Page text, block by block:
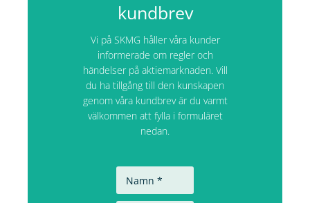
kundbrev
Vi på SKMG håller våra kunder
informerade om regler och
händelser på aktiemarknaden. Vill
du ha tillgång till den kunskapen
genom våra kundbrev är du varmt
välkommen att fylla i formuläret
nedan.